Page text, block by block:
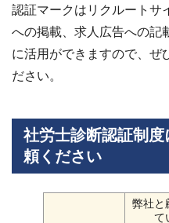
認証マークはリクルートサ
への掲載、求人広告への記
に活用ができますので、ぜ
ださい。
社労士診断認証制
頼ください
弊社と
て